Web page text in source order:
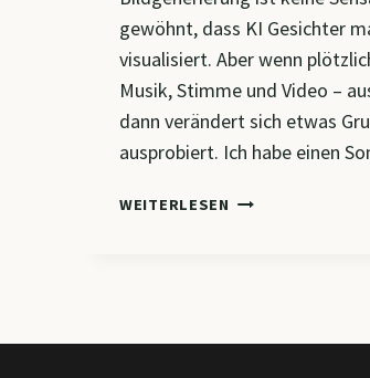
gewöhnt, dass KI Gesichter
visualisiert. Aber wenn
Musik, Stimme und Video –
dann verändert sich etwas
ausprobiert. Ich habe einen
WEITERLESEN WENN